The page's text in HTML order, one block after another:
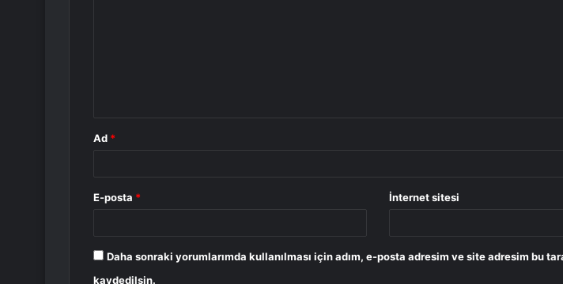
Ad *
E-posta * İnternet sitesi
Daha sonraki yorumlarımda kullanılması için adım, e-posta adresim ve site adresim bu
kaydedilsin.